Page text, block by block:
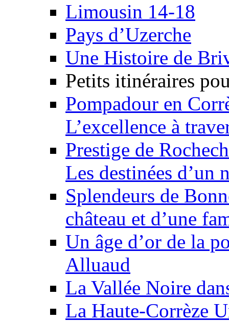
Limousin 14-18
Pays d’Uzerche
Une Histoire de
Petits itinéraires
Pompadour en
L’excellence à
Prestige de
Les destinées d’un
Splendeurs de
château et d’une
Un âge d’or de la
Alluaud
La Vallée Noire
La Haute-Corrèze